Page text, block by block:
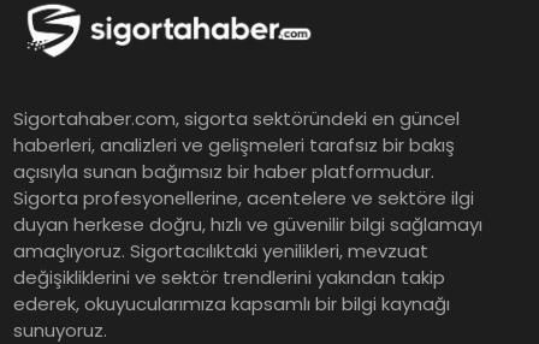
Sonuçlarını Açıkladı
Araştırması: Yapay Zekâ Destekli
Tehditler ve Kurumsal
Dayanıklılık
Sigorta Mobil İzmir Bölge
Müdürlüğü Faaliyete Başladı
Sigortahaber.com, sigorta sektöründeki en güncel
haberleri, analizleri ve gelişmeleri tarafsız bir bakış
açısıyla sunan bağımsız bir haber platformudur.
Sigorta profesyonellerine, acentelere ve sektöre ilgi
duyan herkese doğru, hızlı ve güvenilir bilgi sağlamayı
amaçlıyoruz. Sigortacılıktaki yenilikleri, mevzuat
değişikliklerini ve sektör trendlerini yakından takip
ederek, okuyucularımıza kapsamlı bir bilgi kaynağı
sunuyoruz.